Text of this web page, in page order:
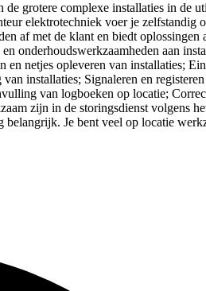
grotere complexe installaties in de
elektrotechniek voer je zelfstandig
af met de klant en biedt
onderhoudswerkzaamheden aan
netjes opleveren van installaties;
installaties; Signaleren en
van logboeken op locatie;
zijn in de storingsdienst volgens
Je bent veel op locatie